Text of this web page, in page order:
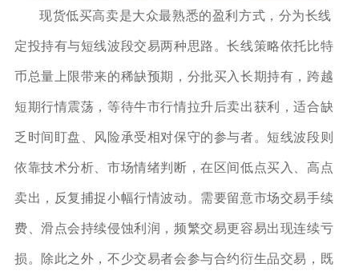
现货低买高卖是大众最熟悉的盈利方式，分为长线
定投持有与短线波段交易两种思路。长线策略依托比特
币总量上限带来的稀缺预期，分批买入长期持有，跨越
短期行情震荡，等待牛市行情拉升后卖出获利，适合缺
乏时间盯盘、风险承受相对保守的参与者。短线波段则
依靠技术分析、市场情绪判断，在区间低点买入、高点
卖出，反复捕捉小幅行情波动。需要留意市场交易手续
费、滑点会持续侵蚀利润，频繁交易更容易出现连续亏
损。除此之外，不少交易者会参与合约衍生品交易，既